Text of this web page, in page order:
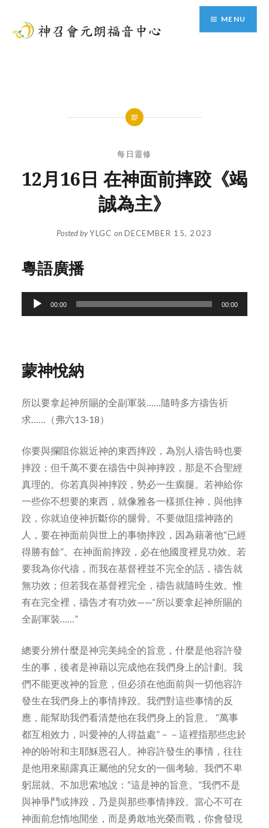
content
MENU
每日靈修
12月16日 在神面前摔跤《竭
誠為主》
Posted byYLGC on DECEMBER 15, 2023
粵語廣播
Audio
Player
00:00 00:00
蒙神悅納
所以要拿起神所賜的全副軍裝……隨時多方禱告祈
求……（弗六13-18）
你要與攔阻你親近神的東西摔跤，為別人禱告時也要
摔跤；但千萬不要在禱告中與神摔跤，那是不合聖經
真理的。你若真與神摔跤，勢必一生瘸腿。若神給你
一些你不想要的東西，就像雅各一樣抓住神，與他摔
跤，你就迫使神折斷你的腿骨。不要做阻擋神路的
人，要在神面前與世上的事物摔跤，因為藉著他“已經
得勝有餘”。在神面前摔跤，必在他國度裡見功效。若
要我為你代禱，而我在基督裡並不完全的話，禱告就
無功效；但若我在基督裡完全，禱告就隨時生效。惟
有在完全裡，禱告才有功效——“所以要拿起神所賜的
全副軍裝……”
總要分辨什麼是神完美純全的旨意，什麼是他容許發
生的事，後者是神藉以完成他在我們身上的計劃。我
們不能更改神的旨意，但必須在他面前與一切他容許
發生在我們身上的事情摔跤。我們對這些事情的反
應，能幫助我們看清楚他在我們身上的旨意。 “萬事
都互相效力，叫愛神的人得益處”－－這裡指那些忠於
神的吩咐和主耶穌恩召人。神容許發生的事情，往往
是他用來顯露真正屬他的兒女的一個考驗。我們不卑
躬屈就、不加思索地說：“這是神的旨意。”我們不是
與神爭鬥或摔跤，乃是與那些事情摔跤。當心不可在
神面前怠惰地閒坐，而是勇敢地光榮而戰，你會發現